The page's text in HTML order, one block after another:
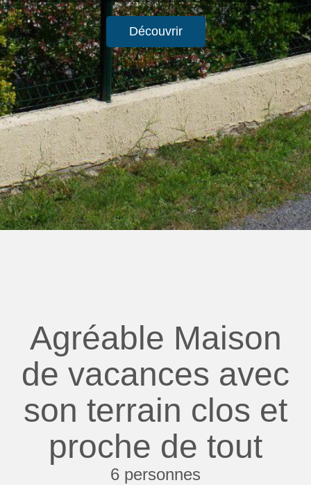
Découvrir
Agréable Maison
de vacances avec
son terrain clos et
proche de tout
6 personnes